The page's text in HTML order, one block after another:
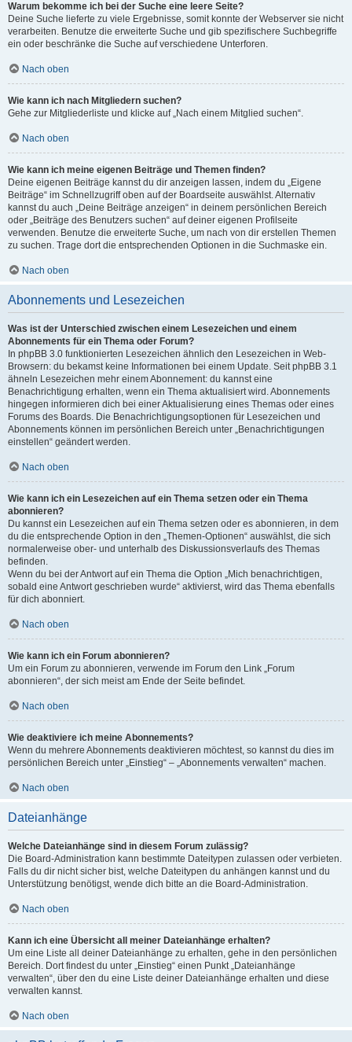
Warum bekomme ich bei der Suche eine leere Seite?
Deine Suche lieferte zu viele Ergebnisse, somit konnte der Webserver sie nicht
verarbeiten. Benutze die erweiterte Suche und gib spezifischere Suchbegriffe
ein oder beschränke die Suche auf verschiedene Unterforen.
Nach oben
Wie kann ich nach Mitgliedern suchen?
Gehe zur Mitgliederliste und klicke auf „Nach einem Mitglied suchen“.
Nach oben
Wie kann ich meine eigenen Beiträge und Themen finden?
Deine eigenen Beiträge kannst du dir anzeigen lassen, indem du „Eigene
Beiträge“ im Schnellzugriff oben auf der Boardseite auswählst. Alternativ
kannst du auch „Deine Beiträge anzeigen“ in deinem persönlichen Bereich
oder „Beiträge des Benutzers suchen“ auf deiner eigenen Profilseite
verwenden. Benutze die erweiterte Suche, um nach von dir erstellen Themen
zu suchen. Trage dort die entsprechenden Optionen in die Suchmaske ein.
Nach oben
Abonnements und Lesezeichen
Was ist der Unterschied zwischen einem Lesezeichen und einem
Abonnements für ein Thema oder Forum?
In phpBB 3.0 funktionierten Lesezeichen ähnlich den Lesezeichen in Web-
Browsern: du bekamst keine Informationen bei einem Update. Seit phpBB 3.1
ähneln Lesezeichen mehr einem Abonnement: du kannst eine
Benachrichtigung erhalten, wenn ein Thema aktualisiert wird. Abonnements
hingegen informieren dich bei einer Aktualisierung eines Themas oder eines
Forums des Boards. Die Benachrichtigungsoptionen für Lesezeichen und
Abonnements können im persönlichen Bereich unter „Benachrichtigungen
einstellen“ geändert werden.
Nach oben
Wie kann ich ein Lesezeichen auf ein Thema setzen oder ein Thema
abonnieren?
Du kannst ein Lesezeichen auf ein Thema setzen oder es abonnieren, in dem
du die entsprechende Option in den „Themen-Optionen“ auswählst, die sich
normalerweise ober- und unterhalb des Diskussionsverlaufs des Themas
befinden.
Wenn du bei der Antwort auf ein Thema die Option „Mich benachrichtigen,
sobald eine Antwort geschrieben wurde“ aktivierst, wird das Thema ebenfalls
für dich abonniert.
Nach oben
Wie kann ich ein Forum abonnieren?
Um ein Forum zu abonnieren, verwende im Forum den Link „Forum
abonnieren“, der sich meist am Ende der Seite befindet.
Nach oben
Wie deaktiviere ich meine Abonnements?
Wenn du mehrere Abonnements deaktivieren möchtest, so kannst du dies im
persönlichen Bereich unter „Einstieg“ – „Abonnements verwalten“ machen.
Nach oben
Dateianhänge
Welche Dateianhänge sind in diesem Forum zulässig?
Die Board-Administration kann bestimmte Dateitypen zulassen oder verbieten.
Falls du dir nicht sicher bist, welche Dateitypen du anhängen kannst und du
Unterstützung benötigst, wende dich bitte an die Board-Administration.
Nach oben
Kann ich eine Übersicht all meiner Dateianhänge erhalten?
Um eine Liste all deiner Dateianhänge zu erhalten, gehe in den persönlichen
Bereich. Dort findest du unter „Einstieg“ einen Punkt „Dateianhänge
verwalten“, über den du eine Liste deiner Dateianhänge erhalten und diese
verwalten kannst.
Nach oben